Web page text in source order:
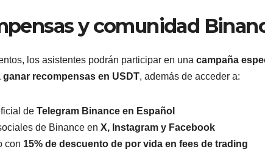
y comunidad
los asistentes podrán participar en una campaña
recompensas en USDT, además de acceder a:
de Telegram Binance en Español
de Binance en X, Instagram y Facebook
con 15% de descuento de por vida en fees de trading